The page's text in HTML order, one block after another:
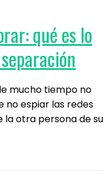
qué es lo
mucho tiempo no
no espiar las redes
otra persona de su